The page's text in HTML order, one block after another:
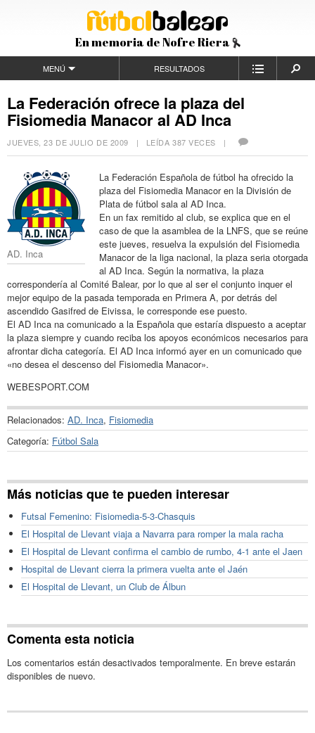
En memoria de Nofre Riera
MENÚ RESULTADOS
La Federación ofrece la plaza del
Fisiomedia Manacor al AD Inca
JUEVES, 23 DE JULIO DE 2009 | LEÍDA 387 VECES |
AD. Inca
La Federación Española de fútbol ha ofrecido la
plaza del Fisiomedia Manacor en la División de
Plata de fútbol sala al AD Inca.
En un fax remitido al club, se explica que en el
caso de que la asamblea de la LNFS, que se reúne
este jueves, resuelva la expulsión del Fisiomedia
Manacor de la liga nacional, la plaza seria otorgada
al AD Inca. Según la normativa, la plaza
correspondería al Comité Balear, por lo que al ser el conjunto inquer el
mejor equipo de la pasada temporada en Primera A, por detrás del
ascendido Gasifred de Eivissa, le corresponde ese puesto.
El AD Inca na comunicado a la Española que estaría dispuesto a aceptar
la plaza siempre y cuando reciba los apoyos económicos necesarios para
afrontar dicha categoría. El AD Inca informó ayer en un comunicado que
«no desea el descenso del Fisiomedia Manacor».
WEBESPORT.COM
Relacionados: AD. Inca, Fisiomedia
Categoría: Fútbol Sala
Más noticias que te pueden interesar
Futsal Femenino: Fisiomedia-5-3-Chasquis
El Hospital de Llevant viaja a Navarra para romper la mala racha
El Hospital de Llevant confirma el cambio de rumbo, 4-1 ante el Jaen
Hospital de Llevant cierra la primera vuelta ante el Jaén
El Hospital de Llevant, un Club de Álbun
Comenta esta noticia
Los comentarios están desactivados temporalmente. En breve estarán
disponibles de nuevo.